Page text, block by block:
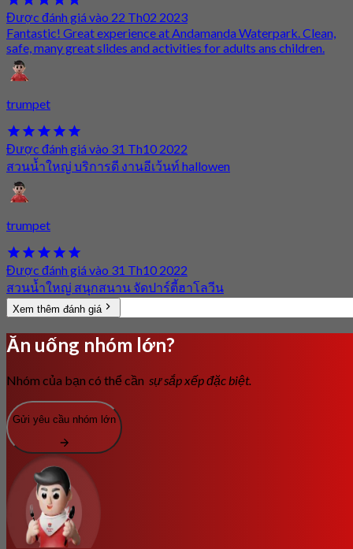
Được đánh giá vào 22 Th02 2023
Fantastic! Great experience at Andamanda Waterpark. Clean,
safe, many great slides and activities for adults ans children.
trumpet
Được đánh giá vào 31 Th10 2022
สวนน้ำใหญ่​ บริการดี งานอีเว้นท์​ hallowen​
trumpet
Được đánh giá vào 31 Th10 2022
สวนน้ำใหญ่​ สนุกสนาน​ จัดปาร์ตี้ฮาโลวีน
Xem thêm đánh giá
Ăn uống nhóm lớn?
Nhóm của bạn có thể cần sự sắp xếp đặc biệt.
Gửi yêu cầu nhóm lớn